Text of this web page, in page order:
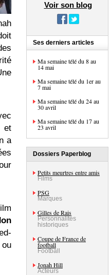
et
a
Voir son blog
Ses derniers articles
Ma semaine télé du 8 au
14 mai
Ma semaine télé du 1er au
7 mai
Ma semaine télé du 24 au
30 avril
Ma semaine télé du 17 au
23 avril
Dossiers Paperblog
Petits meurtres entre amis
Films
PSG
Marques
Gilles de Rais
Personnalités
historiques
Coupe de France de
football
Football
Jonah Hill
Acteurs